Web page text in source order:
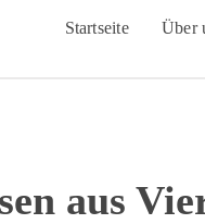
Startseite Über
aus